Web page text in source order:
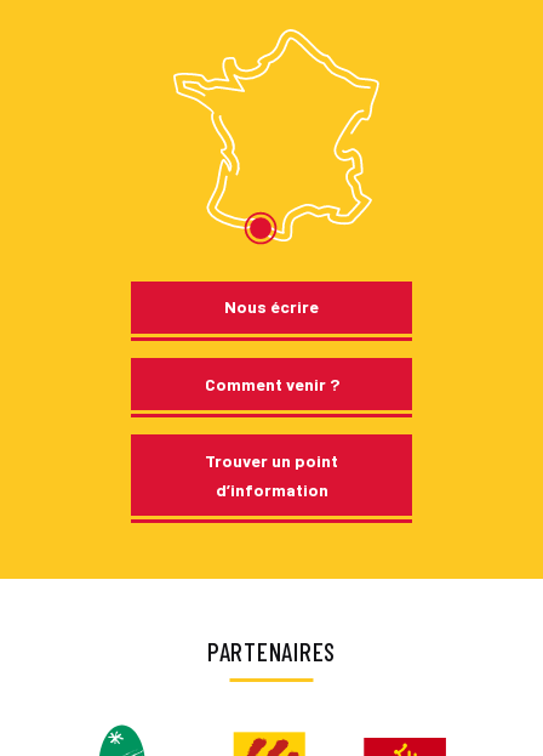
Nous écrire
Comment venir ?
Trouver un point
d’information
PARTENAIRES